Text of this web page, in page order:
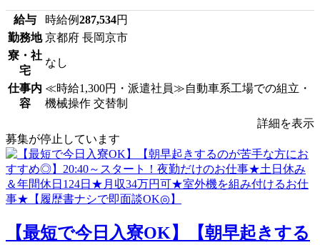
給与 時給例287,534円
勤務地 京都府 長岡京市
寮・社
宅
なし
仕事内
容
≪時給1,300円・派遣社員≫自動車系工場での組立・
機械操作 交替制
詳細を表示
募集が停止しています
【最短で今日入寮OK】【朝早起きする